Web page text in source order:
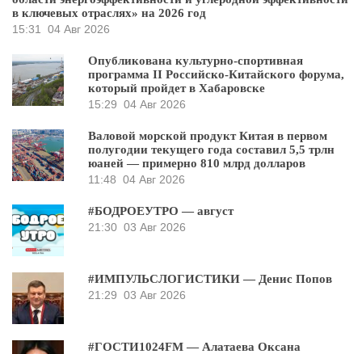
в ключевых отраслях» на 2026 год
15:31
04 Авг 2026
Опубликована культурно-спортивная
программа II Российско-Китайского форума,
который пройдет в Хабаровске
15:29 04 Авг 2026
Валовой морской продукт Китая в первом
полугодии текущего года составил 5,5 трлн
юаней — примерно 810 млрд долларов
11:48 04 Авг 2026
#БОДРОЕУТРО — август
21:30 03 Авг 2026
#ИМПУЛЬСЛОГИСТИКИ — Денис Попов
21:29 03 Авг 2026
#ГОСТИ1024FM — Алатаева Оксана